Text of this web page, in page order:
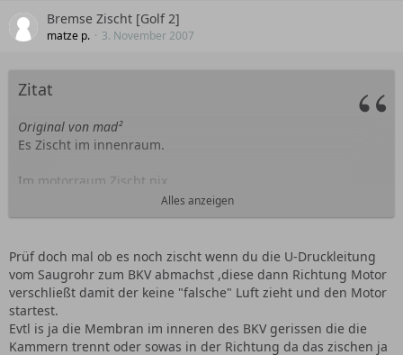
Bremse Zischt [Golf 2]
matze p. 3. November 2007
Zitat
Original von mad²
Es Zischt im innenraum.
Im motorraum Zischt nix.
hab vermutet das der schlauch zum tacho ab ist, aber den
aber es war dann immernoch so...
dann habe ich vermutet das der schlauch von der
ansaugbrücke zum verstärker geht kaput ist, aber im
innenraum Zischt ja nix.
Alles anzeigen
Prüf doch mal ob es noch zischt wenn du die U-Druckleitung
vom Saugrohr zum BKV abmachst ,diese dann Richtung Motor
verschließt damit der keine "falsche" Luft zieht und den Motor
startest.
Evtl is ja die Membran im inneren des BKV gerissen die die
Kammern trennt oder sowas in der Richtung da das zischen ja